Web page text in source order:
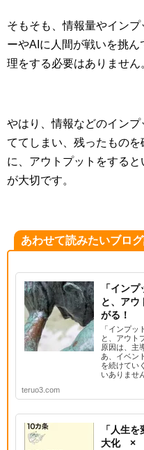
そもそも、情報量やイン
ーやAIに人間が戦いを挑
理をする必要はありません
やはり、情報などのイン
ててしまい、残ったもの
に、アウトプットをする
が大切です。
あわせて読みたいブロ
「イン
と、アウ
がる！
「インプ
と、アウト
原因は、主
あ、イベン
を続けてい
いありませ
teruo3.com
「人生
大化 ×